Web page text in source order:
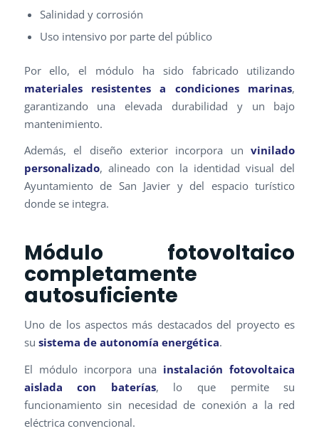
Salinidad y corrosión
Uso intensivo por parte del público
Por ello, el módulo ha sido fabricado utilizando
materiales resistentes a condiciones marinas,
garantizando una elevada durabilidad y un bajo
mantenimiento.
Además, el diseño exterior incorpora unvinilado
personalizado, alineado con la identidad visual del
Ayuntamiento de San Javier y del espacio turístico
donde se integra.
Módulo fotovoltaico
completamente
autosuficiente
Uno de los aspectos más destacados del proyecto es
su sistema de autonomía energética.
El módulo incorpora una instalación fotovoltaica
aislada con baterías, lo que permite su
funcionamiento sin necesidad de conexión a la red
eléctrica convencional.